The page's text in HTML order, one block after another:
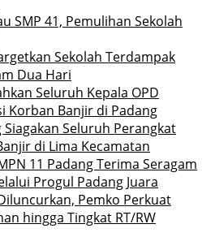
SMP 41, Pemulihan Sekolah
Sekolah Terdampak
Dua Hari
Seluruh Kepala OPD
Korban Banjir di Padang
Seluruh Perangkat
di Lima Kecamatan
11 Padang Terima Seragam
Progul Padang Juara
Pemko Perkuat
hingga Tingkat RT/RW